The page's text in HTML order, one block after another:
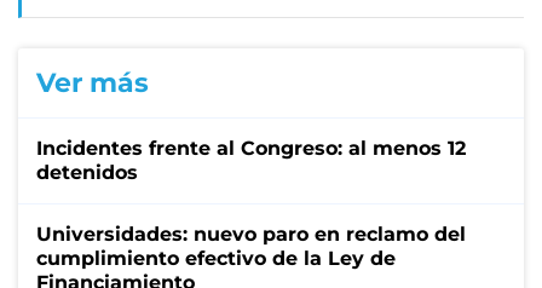
Ver más
Incidentes frente al Congreso: al menos 12
detenidos
Universidades: nuevo paro en reclamo del
cumplimiento efectivo de la Ley de
Financiamiento